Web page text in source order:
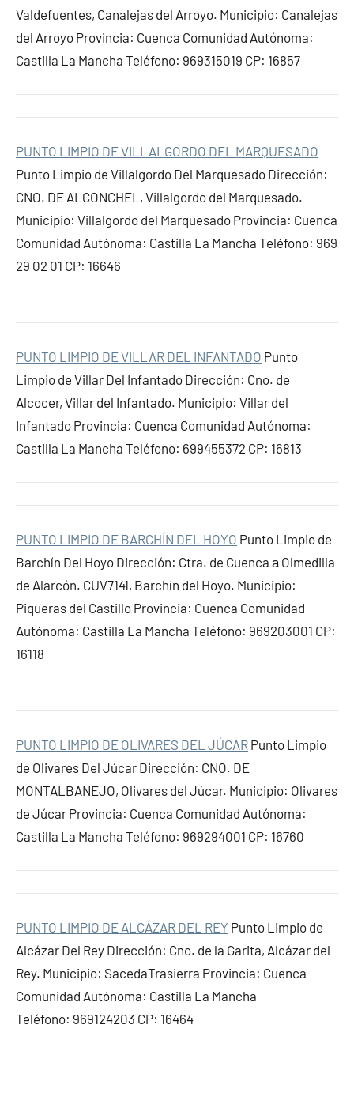
Valdefuentes, Canalejas del Arroyo. Municipio: Canalejas
del Arroyo Provincia: Cuenca Comunidad Autónoma:
Castilla La Mancha Teléfono: 969315019 CP: 16857
PUNTO LIMPIO DE VILLALGORDO DEL MARQUESADO
Punto Limpio de Villalgordo Del Marquesado Dirección:
CNO. DE ALCONCHEL, Villalgordo del Marquesado.
Municipio: Villalgordo del Marquesado Provincia: Cuenca
Comunidad Autónoma: Castilla La Mancha Teléfono: 969
29 02 01 CP: 16646
PUNTO LIMPIO DE VILLAR DEL INFANTADO Punto
Limpio de Villar Del Infantado Dirección: Cno. de
Alcocer, Villar del Infantado. Municipio: Villar del
Infantado Provincia: Cuenca Comunidad Autónoma:
Castilla La Mancha Teléfono: 699455372 CP: 16813
PUNTO LIMPIO DE BARCHÍN DEL HOYO Punto Limpio de
Barchín Del Hoyo Dirección: Ctra. de Cuenca а Olmedilla
de Alarcón. CUV7141, Barchín del Hoyo. Municipio:
Piqueras del Castillo Provincia: Cuenca Comunidad
Autónoma: Castilla La Mancha Teléfono: 969203001 CP:
16118
PUNTO LIMPIO DE OLIVARES DEL JÚCAR Punto Limpio
de Olivares Del Júcar Dirección: CNO. DE
MONTALBANEJO, Olivares del Júcar. Municipio: Olivares
de Júcar Provincia: Cuenca Comunidad Autónoma:
Castilla La Mancha Teléfono: 969294001 CP: 16760
PUNTO LIMPIO DE ALCÁZAR DEL REY Punto Limpio de
Alcázar Del Rey Dirección: Cno. de la Garita, Alcázar del
Rey. Municipio: SacedaTrasierra Provincia: Cuenca
Comunidad Autónoma: Castilla La Mancha
Teléfono: 969124203 CP: 16464